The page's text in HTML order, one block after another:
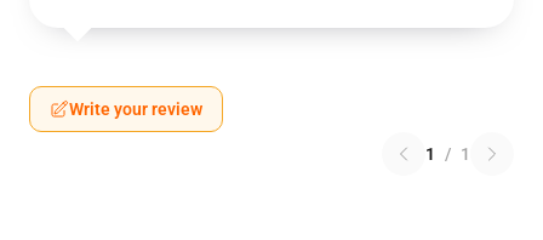
Write your review
1 / 1